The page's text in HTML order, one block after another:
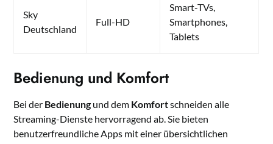
Sky
Deutschland
Full-HD
Smart-TVs,
Smartphones,
Tablets
Bedienung und Komfort
Bei der Bedienung und dem Komfortschneiden alle
Streaming-Dienste hervorragend ab. Sie bieten
benutzerfreundliche Apps mit einer übersichtlichen